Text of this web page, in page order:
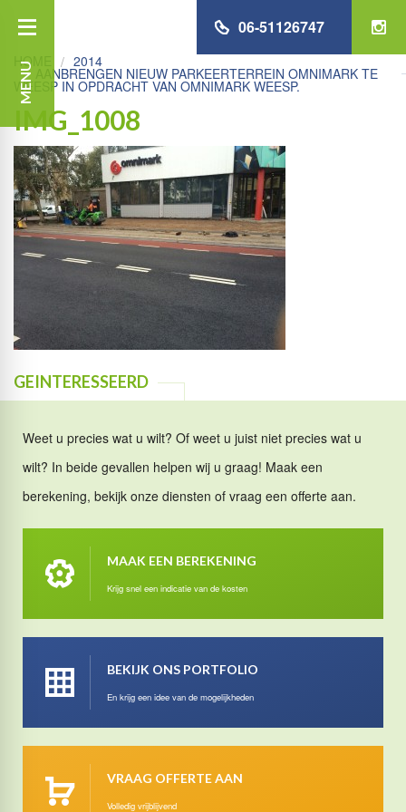
MENU
06-51126747
HOME 2014
AANBRENGEN NIEUW PARKEERTERREIN OMNIMARK TE
WEESP IN OPDRACHT VAN OMNIMARK WEESP.
IMG_1008
GEINTERESSEERD
Weet u precies wat u wilt? Of weet u juist niet precies wat u
wilt? In beide gevallen helpen wij u graag! Maak een
berekening, bekijk onze diensten of vraag een offerte aan.
MAAK EEN BEREKENING
Krijg snel een indicatie van de kosten
BEKIJK ONS PORTFOLIO
En krijg een idee van de mogelijkheden
VRAAG OFFERTE AAN
Volledig vrijblijvend